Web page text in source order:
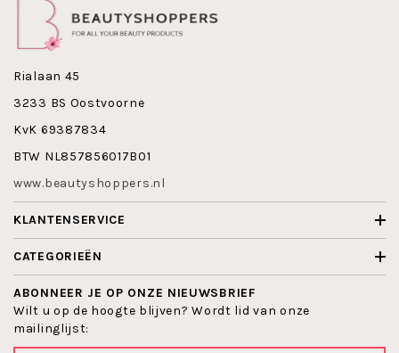
De reinigingsproducten zorgen voor een langdurig behoud
van uw penselen.
Maak nu kennis met de Da Vinci Eye Definer !
Rialaan 45
3233 BS Oostvoorne
KvK 69387834
BTW NL857856017B01
www.beautyshoppers.nl
KLANTENSERVICE
CATEGORIEËN
ABONNEER JE OP ONZE NIEUWSBRIEF
Wilt u op de hoogte blijven? Wordt lid van onze
mailinglijst: